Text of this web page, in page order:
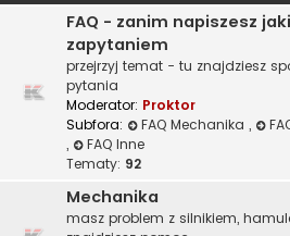
FAQ - zanim napiszesz
zapytaniem
przejrzyj temat - tu znajdziesz
pytania
Moderator: Proktor
Subfora:
FAQ Mechanika ,
,
FAQ Inne
Tematy: 92
Mechanika
masz problem z silnikiem,